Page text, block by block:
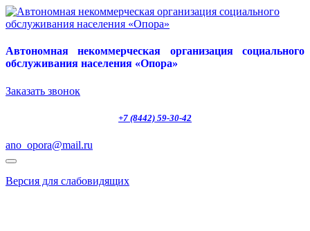
Автономная некоммерческая организация социального
обслуживания населения «Опора»
Заказать звонок
+7 (8442) 59-30-42
ano_opora@mail.ru
Версия для слабовидящих